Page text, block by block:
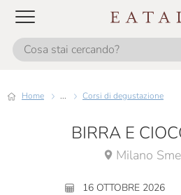
Home ... Corsi di degustazione
BIRRA E
Milano
16 OTTOBRE 2026